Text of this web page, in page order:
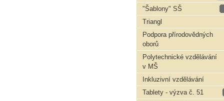
"Šablony" SŠ
Triangl
Podpora přírodovědných
oborů
Polytechnické vzdělávání
v MŠ
Inkluzivní vzdělávání
Tablety - výzva č. 51